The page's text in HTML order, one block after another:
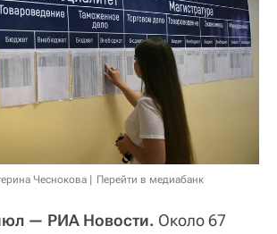
Чеснокова Перейти в медиабанк
— РИА Новости. Около 67